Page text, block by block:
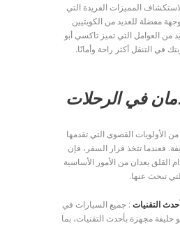
لاستكشاف المميزات الفريدة التي
مفضلة للعديد من الكويتيين
من العوامل التي تميز تاكسي أبو
في التنقل أكثر راحة وأمانًا.
في الرحلات
من الأولويات القصوى التي تقدمها
فعندما تتخذ قرار السفر، فإن
القلق يعدان من الأمور الأساسية
تبحث عنها.
التقنيات : جميع السيارات في
مجهزة بأحدث التقنيات، بما